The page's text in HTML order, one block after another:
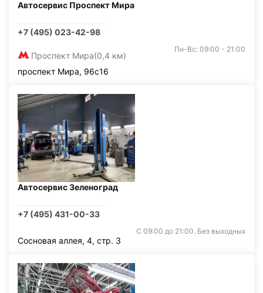
Автосервис Проспект Мира
+7 (495) 023-42-98
Проспект Мира(0,4 км)
Пн-Вс: 09:00 - 21:00
проспект Мира, 96с16
Автосервис Зеленоград
+7 (495) 431-00-33
С 09:00 до 21:00. Без выходных
Сосновая аллея, 4, стр. 3